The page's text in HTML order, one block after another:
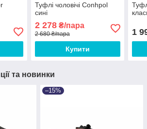
Туфлі чоловічі Conhpol
сині
2 278₴/пара
2 680 ₴/пара
Купити
1
та новинки
–15%